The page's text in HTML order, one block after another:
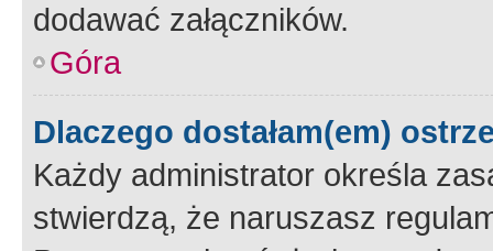
dodawać załączników.
Góra
Dlaczego dostałam(em)
Każdy administrator określa
stwierdzą, że naruszasz